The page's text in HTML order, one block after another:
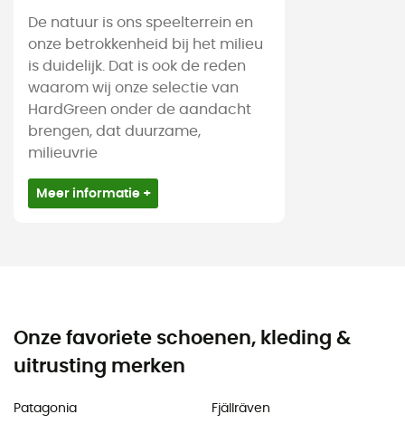
De natuur is ons speelterrein en
onze betrokkenheid bij het milieu
is duidelijk. Dat is ook de reden
waarom wij onze selectie van
HardGreen onder de aandacht
brengen, dat duurzame,
milieuvrie
Meer informatie +
Onze favoriete schoenen, kleding &
uitrusting merken
Patagonia
Fjällräven